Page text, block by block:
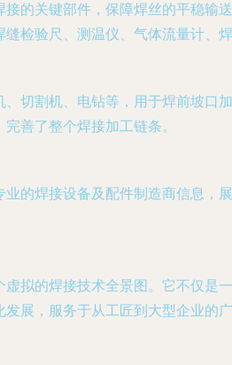
的关键部件，保障焊丝的平稳输
检验尺、测温仪、气体流量计、
切割机、电钻等，用于焊前坡口
善了整个焊接加工链条。
的焊接设备及配件制造商信息
拟的焊接技术全景图。它不仅
展，服务于从工匠到大型企业的广